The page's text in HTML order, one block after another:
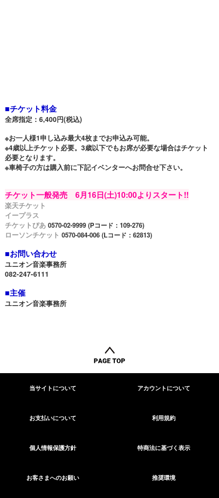
■チケット料金
全席指定：6,400円(税込)
※お一人様1申し込み最大4枚までお申込み可能。
※4歳以上チケット必要。3歳以下でもお席が必要な場合はチケット
必要となります。
※車椅子の方は購入前に下記イベンターへお問合せ下さい。
チケット一般発売 6月16日(土)10:00よりスタート!!
楽天チケット
イープラス
チケットぴあ 0570-02-9999 (Pコード：109-276)
ローソンチケット 0570-084-006 (Lコード：62813)
■お問い合わせ
ユニオン音楽事務所
082-247-6111
■主催
ユニオン音楽事務所
当サイトについて アカウントについて
お支払いについて 利用規約
個人情報保護方針 特商法に基づく表示
お客さまへのお願い 推奨環境